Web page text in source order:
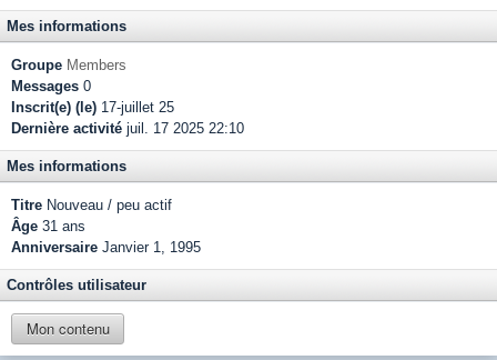
Mes informations
Groupe Members
Messages 0
Inscrit(e) (le) 17-juillet 25
Dernière activité juil. 17 2025 22:10
Mes informations
Titre Nouveau / peu actif
Âge 31 ans
Anniversaire Janvier 1, 1995
Contrôles utilisateur
Mon contenu